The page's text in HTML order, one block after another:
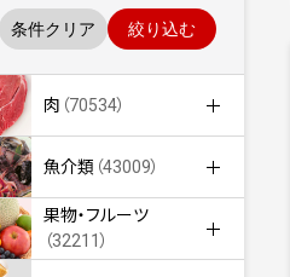
条件クリア 絞り込む
肉 （70534）
魚介類 （43009）
果物・フルーツ
（32211）